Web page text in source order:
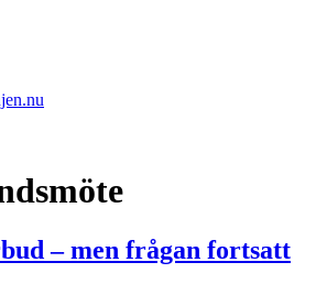
– men frågan fortsatt